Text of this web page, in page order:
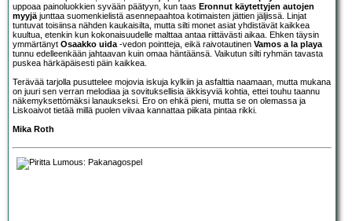
uppoaa painoluokkien syvään päätyyn, kun taas Eronnut käytettyjen autojen
myyjä junttaa suomenkielistä asennepaahtoa kotimaisten jättien jäljissä. Linjat
tuntuvat toisiinsa nähden kaukaisilta, mutta silti monet asiat yhdistävät kaikkea
kuultua, etenkin kun kokonaisuudelle malttaa antaa riittävästi aikaa. Ehken täysin
ymmärtänyt Osaakko uida -vedon pointteja, eikä raivotautinen Vamos a la playa
tunnu edelleenkään jahtaavan kuin omaa häntäänsä. Vaikutun silti ryhmän tavasta
puskea härkäpäisesti päin kaikkea.
Terävää tarjolla pusuttelee mojovia iskuja kylkiin ja asfalttia naamaan, mutta mukana
on juuri sen verran melodiaa ja sovituksellisia äkkisyviä kohtia, ettei touhu taannu
näkemyksettömäksi lanaukseksi. Ero on ehkä pieni, mutta se on olemassa ja
Liskoaivot tietää millä puolen viivaa kannattaa piikata pintaa rikki.
Mika Roth